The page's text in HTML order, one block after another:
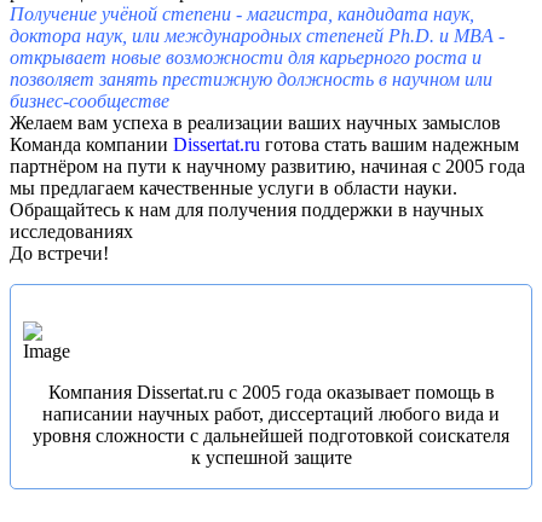
Получение учёной степени - магистра, кандидата наук,
доктора наук, или международных степеней Ph.D. и MBA -
открывает новые возможности для карьерного роста и
позволяет занять престижную должность в научном или
бизнес-сообществе
Желаем вам успеха в реализации ваших научных замыслов
Команда компании Dissertat.ru готова стать вашим надежным
партнёром на пути к научному развитию, начиная с 2005 года
мы предлагаем качественные услуги в области науки.
Обращайтесь к нам для получения поддержки в научных
исследованиях
До встречи!
Компания Dissertat.ru c 2005 года оказывает помощь в
написании научных работ, диссертаций любого вида и
уровня сложности с дальнейшей подготовкой соискателя
к успешной защите